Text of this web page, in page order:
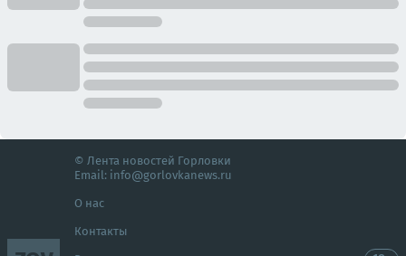
© Лента новостей Горловки
Email: info@gorlovkanews.ru
О нас
Контакты